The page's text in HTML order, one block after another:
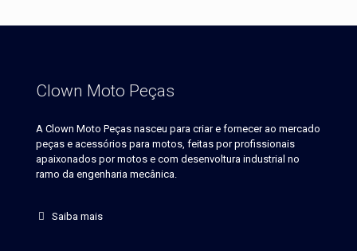
Clown Moto Peças
A Clown Moto Peças nasceu para criar e fornecer ao mercado
peças e acessórios para motos, feitas por profissionais
apaixonados por motos e com desenvoltura industrial no
ramo da engenharia mecânica.
Saiba mais